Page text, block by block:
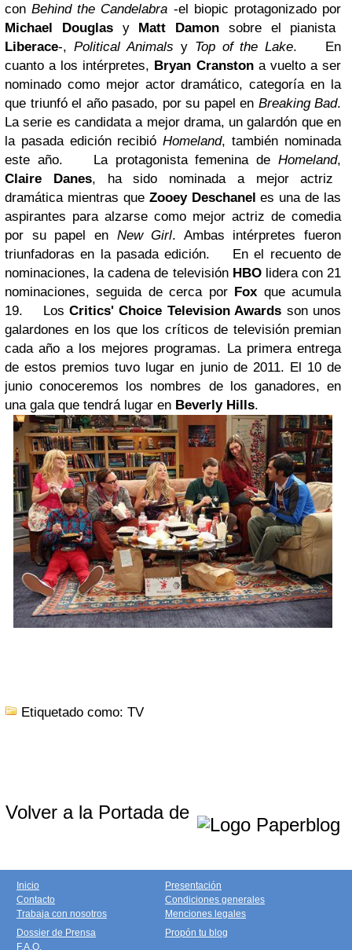
conBehind the Candelabra -el biopic protagonizado por
Michael Douglas
yMatt Damon sobre el pianista
Liberace-, Political Animals yTop of the Lake.
En
cuanto a los intérpretes, Bryan Cranstona vuelto a ser
nominado como mejor actor dramático, categoría en la
que triunfó el año pasado, por su papel en Breaking Bad.
La serie es candidata a mejor drama, un galardón que en
la pasada edición recibióHomeland, también nominada
este año.
La protagonista femenina deHomeland,
Claire Danes, ha sido nominada a mejor actriz
dramática mientras queZooey Deschanel es una de las
aspirantes para alzarse como mejor actriz de comedia
por su papel en New Girl. Ambas intérpretes fueron
triunfadoras en la pasada edición.
En el recuento de
nominaciones, la cadena de televisión HBOlidera con 21
nominaciones, seguida de cerca por Fox que acumula
19.
LosCritics' Choice Television Awards son unos
galardones en los que los críticos de televisión premian
cada año a los mejores programas. La primera entrega
de estos premios tuvo lugar en junio de 2011. El 10 de
junio conoceremos los nombres de los ganadores, en
una gala que tendrá lugar en Beverly Hills.
Etiquetado como: TV
Volver a la Portada de
Inicio
Contacto
Trabaja con nosotros
Presentación
Condiciones generales
Menciones legales
Dossier de Prensa
F.A.Q.
Propón tu blog